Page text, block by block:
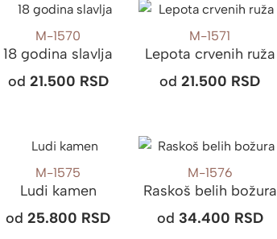
M-1570
18 godina slavlja
od 21.500 RSD
M-1571
Lepota crvenih ruža
od21.500 RSD
M-1575
Ludi kamen
od25.800 RSD
M-1576
Raskoš belih božura
od 34.400 RSD